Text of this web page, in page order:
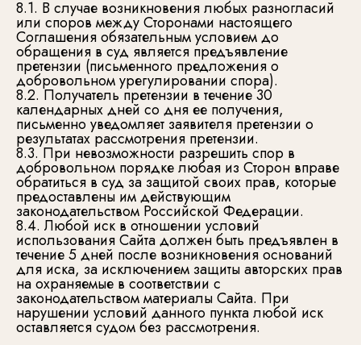
8.1. В случае возникновения любых разногласий
или споров между Сторонами настоящего
Соглашения обязательным условием до
обращения в суд является предъявление
претензии (письменного предложения о
добровольном урегулировании спора).
8.2. Получатель претензии в течение 30
календарных дней со дня ее получения,
письменно уведомляет заявителя претензии о
результатах рассмотрения претензии.
8.3. При невозможности разрешить спор в
добровольном порядке любая из Сторон вправе
обратиться в суд за защитой своих прав, которые
предоставлены им действующим
законодательством Российской Федерации.
8.4. Любой иск в отношении условий
использования Сайта должен быть предъявлен в
течение 5 дней после возникновения оснований
для иска, за исключением защиты авторских прав
на охраняемые в соответствии с
законодательством материалы Сайта. При
нарушении условий данного пункта любой иск
оставляется судом без рассмотрения.